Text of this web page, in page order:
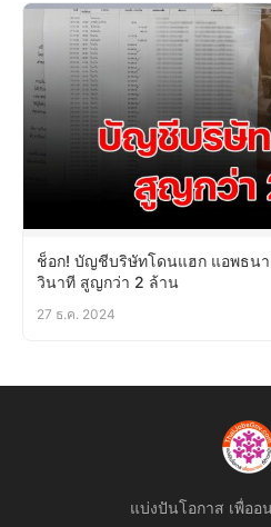
ช็อก! บัญชีบริษัทโดนแฮก แอพธน
วินาที สูญกว่า 2 ล้าน
27 ธ.ค. 2024
แบ่งปันโอกาส เพื่ออ